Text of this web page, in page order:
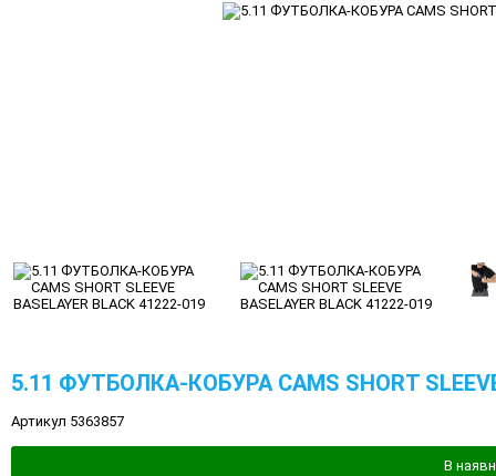
5.11 ФУТБОЛКА-КОБУРА CAMS SHORT
Артикул 5363857
В